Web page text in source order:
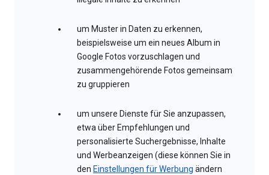
um Muster in Daten zu erkennen,
beispielsweise um ein neues Album in
Google Fotos vorzuschlagen und
zusammengehörende Fotos gemeinsam
zu gruppieren
um unsere Dienste für Sie anzupassen,
etwa über Empfehlungen und
personalisierte Suchergebnisse, Inhalte
und Werbeanzeigen (diese können Sie in
den Einstellungen für Werbung ändern